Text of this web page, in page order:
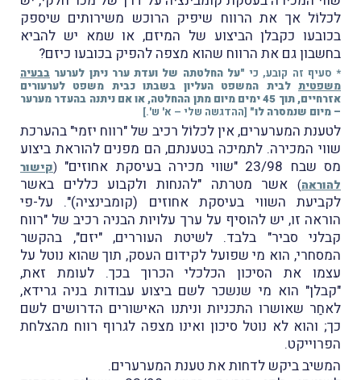
לכלוֹל אך את הרווח שיפיק הרוכש משירותים שיספק
בכובעו כקבלן הביצוע של המיזם, או שמא יש להביא
בחשבון גם את הרווח שהוא מצפה להפיק בכובעו כיזם?
* סעיף זה קובע, כי "על החלטתה של ועדת ערר ניתן לערער בבעיה
משפטית לבית המשפט העליון בשבתו כבית משפט לערעורים
אזרחיים, תוך 45 ימים מיום מתן ההחלטה, או אם ניתנה בהעדר מערער
– מיום שנמסרה לו" [ההדגשה שלי – א' ש'.]
לטענת המערערים, אין לכלוֹל רכיב של "רווח יזמי" בהערכת
שווי המכירה. לתמיכה בטענתם, הם מפנים להוראת ביצוע
מס שבח 23/98 "שווי מכירה בעיסקת אחוזים"
(קישור
להוראה) אשר מטרתה "להנחות ולקבוע כללים באשר
לקביעת השווי בעיסקת אחוזים (קומבינציה)". על-פי
הוראה זו, יש להוסיף על ערך עלויות הבניה רכיב של "רווח
קבלני סביר" בלבד. לשיטת העוררים, "יזם", בהקשר
המסחרי, הוא מי שפועל לקידום העסק, תוך שהוא נוטל על
עצמו את הסיכון הכלכלי הכרוך בכך. לעומת זאת,
"קבלן" הוא מי שנשכר לשם ביצוע עבודות בניה גרידא,
לאחַר שאושרו התכניות וניתנו האישורים הדרושים לשם
כך; והוא לא נוטל סיכון ואינו מצפה לגרוף רווח מהצלחת
הפרוייקט.
המשיב ביקש לדחות את טענת המערערים.